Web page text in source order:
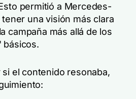
permitió a Mercedes-
tener una visión más clara
campaña más allá de los
básicos.
si el contenido resonaba,